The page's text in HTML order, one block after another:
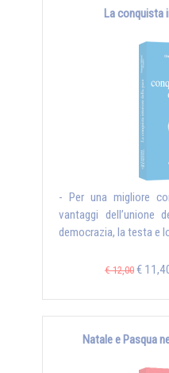
La conquista
- Per una migliore
vantaggi dell’unione
democrazia, la testa e
€ 12,00 €
Natale e Pasqua